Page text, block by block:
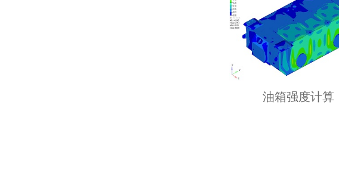
油箱强度计算